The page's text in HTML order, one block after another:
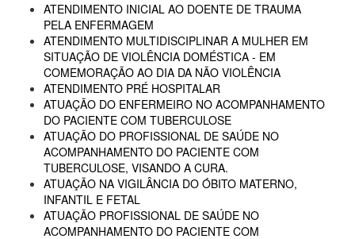
ATENDIMENTO INICIAL AO DOENTE DE TRAUMA
PELA ENFERMAGEM
ATENDIMENTO MULTIDISCIPLINAR A MULHER EM
SITUAÇÃO DE VIOLÊNCIA DOMÉSTICA - EM
COMEMORAÇÃO AO DIA DA NÃO VIOLÊNCIA
ATENDIMENTO PRÉ HOSPITALAR
ATUAÇÃO DO ENFERMEIRO NO ACOMPANHAMENTO
DO PACIENTE COM TUBERCULOSE
ATUAÇÃO DO PROFISSIONAL DE SAÚDE NO
ACOMPANHAMENTO DO PACIENTE COM
TUBERCULOSE, VISANDO A CURA.
ATUAÇÃO NA VIGILÂNCIA DO ÓBITO MATERNO,
INFANTIL E FETAL
ATUAÇÃO PROFISSIONAL DE SAÚDE NO
ACOMPANHAMENTO DO PACIENTE COM